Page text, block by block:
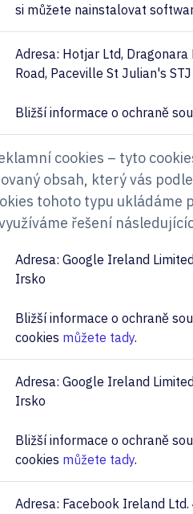
si můžete nainstalovat
Adresa: Hotjar Ltd,
Road, Paceville St Julian's
Bližší informace o ochraně
cookies – tyto
obsah, který vás
tohoto typu ukládáme
řešení
Adresa: Google Ireland
Irsko
Bližší informace o ochraně
cookies můžete tady.
Adresa: Google Ireland
Irsko
Bližší informace o ochraně
cookies můžete tady.
Adresa: Facebook Ireland